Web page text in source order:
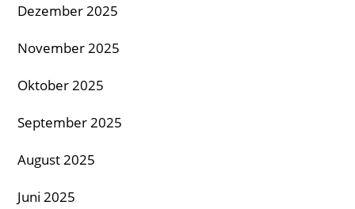
Dezember 2025
November 2025
Oktober 2025
September 2025
August 2025
Juni 2025